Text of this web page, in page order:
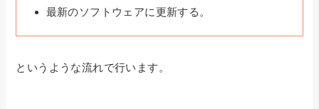
最新のソフトウェアに更新する。
というような流れで行います。